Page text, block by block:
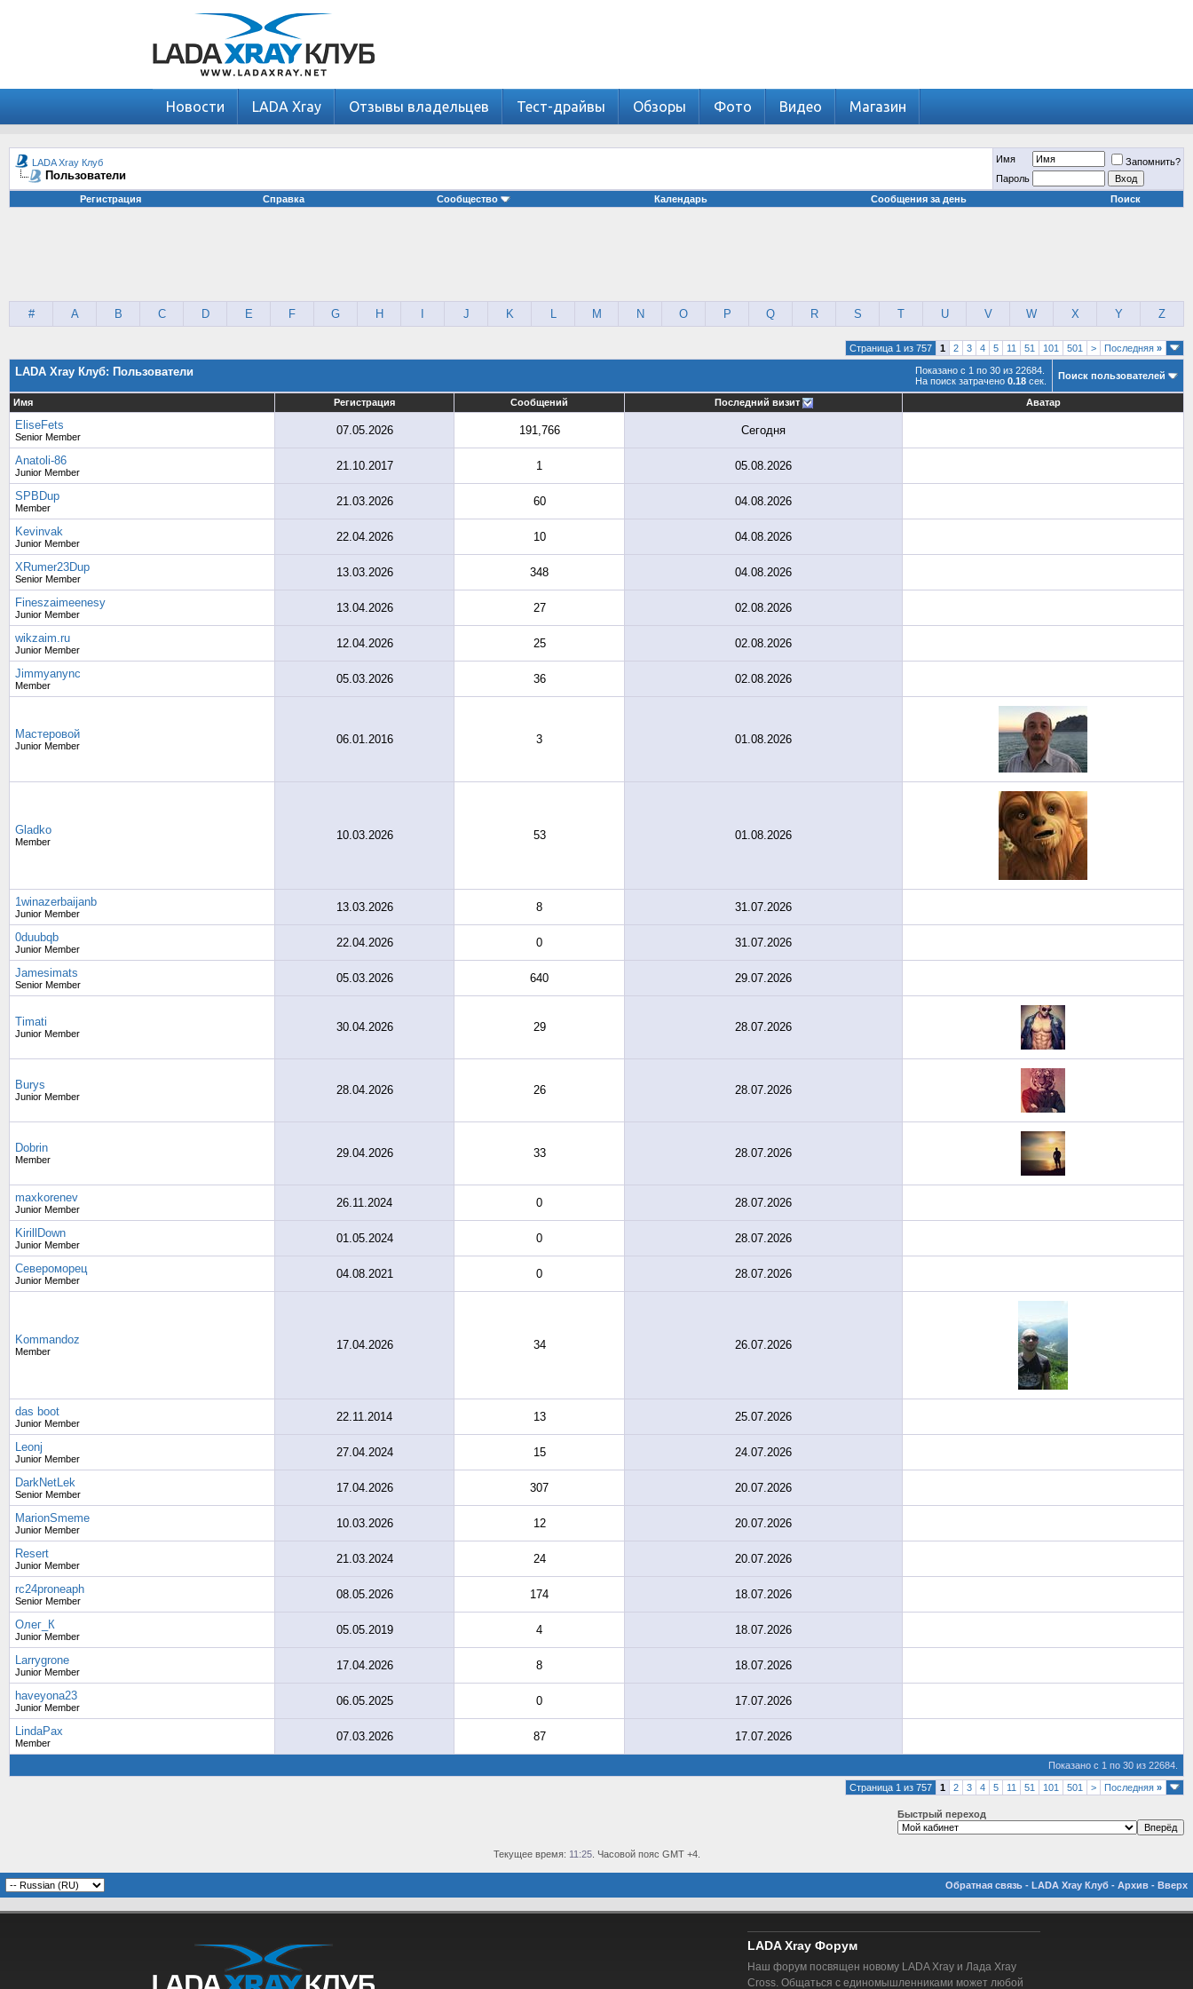
Новости LADA Xray Отзывы владельцев Тест-драйвы Обзоры Фото Видео Магазин
LADA Xray Клуб
Пользователи
Имя
Запомнить?
Пароль
Регистрация
Справка Сообщество Календарь Сообщения за день Поиск
# A B C D E F G H J K L M N O P Q R S T U V W X Y Z
Страница 1 из 757 1 2 3 4 5 11 51 101 501 > Последняя »
Показано с 1 по 30 из 22684.
На поиск затрачено 0.18 сек.
LADA Xray Клуб: Пользователи Поиск пользователей
Имя Регистрация Сообщений Последний визит Аватар
EliseFets
Senior Member 07.05.2026 191,766 Сегодня
Anatoli-86
Junior Member 21.10.2017 1 05.08.2026
SPBDup
Member 21.03.2026 60 04.08.2026
Kevinvak
Junior Member 22.04.2026 10 04.08.2026
XRumer23Dup
Senior Member 13.03.2026 348 04.08.2026
Fineszaimeenesy
Junior Member 13.04.2026 27 02.08.2026
wikzaim.ru
Junior Member 12.04.2026 25 02.08.2026
Jimmyanync
Member 05.03.2026 36 02.08.2026
Мастеровой
Junior Member 06.01.2016 3 01.08.2026
Gladko
Member 10.03.2026 53 01.08.2026
1winazerbaijanb
Junior Member 13.03.2026 8 31.07.2026
0duubqb
Junior Member 22.04.2026 0 31.07.2026
Jamesimats
Senior Member 05.03.2026 640 29.07.2026
Timati
Junior Member 30.04.2026 29 28.07.2026
Burys
Junior Member 28.04.2026 26 28.07.2026
Dobrin
Member 29.04.2026 33 28.07.2026
maxkorenev
Junior Member 26.11.2024 0 28.07.2026
KirillDown
Junior Member 01.05.2024 0 28.07.2026
Североморец
Junior Member 04.08.2021 0 28.07.2026
Kommandoz
Member 17.04.2026 34 26.07.2026
das boot
Junior Member 22.11.2014 13 25.07.2026
Leonj
Junior Member 27.04.2024 15 24.07.2026
DarkNetLek
Senior Member 17.04.2026 307 20.07.2026
MarionSmeme
Junior Member 10.03.2026 12 20.07.2026
Resert
Junior Member 21.03.2024 24 20.07.2026
rc24proneaph
Senior Member 08.05.2026 174 18.07.2026
Олег_К
Junior Member 05.05.2019 4 18.07.2026
Larrygrone
Junior Member 17.04.2026 8 18.07.2026
haveyona23
Junior Member 06.05.2025 0 17.07.2026
LindaPax
Member 07.03.2026 87 17.07.2026
Показано с 1 по 30 из 22684.
Страница 1 из 757 1 2 3 4 5 11 51 101 501 > Последняя »
Быстрый переход
Текущее время: 11:25. Часовой пояс GMT +4.
Обратная связь - LADA Xray Клуб - Архив - Вверх
LADA Xray Форум
Наш форум посвящен новому LADA Xray и Лада Xray
Cross. Общаться с единомышленниками может любой